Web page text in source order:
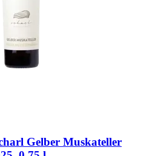
Gelber Muskateller